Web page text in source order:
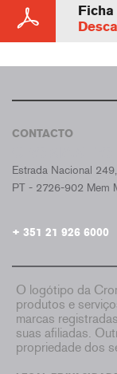
Ficha
CONTACTO
Estrada Nacional
PT - 2726-902 Mem
+ 351 21 926 6000
O logótipo da
produtos e
marcas
suas afiliadas.
propriedade dos